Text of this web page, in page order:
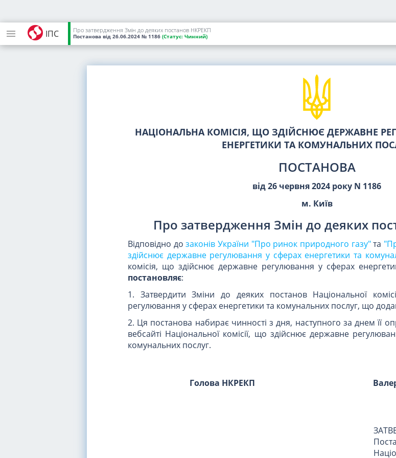
ІПС Про затвердження Змін до деяких постанов НКРЕКП
Постанова від 26.06.2024 № 1186 (Статус: Чинний)
НАЦІОНАЛЬНА КОМІСІЯ, ЩО ЗДІЙСНЮЄ ДЕРЖАВНЕ
ЕНЕРГЕТИКИ ТА КОМУНАЛЬНИХ
ПОСТАНОВА
від 26 червня 2024 року N 1186
м. Київ
Про затвердження Змін до деяких
Відповідно дозаконів України "Про ринок природного газу"та
здійснює державне регулювання у сферах енергетики та
комісія, що здійснює державне регулювання у сферах
постановляє:
1. Затвердити Зміни до деяких постанов Національної
регулювання у сферах енергетики та комунальних послуг, що
2. Ця постанова набирає чинності з дня, наступного за днем її
вебсайті Національної комісії, що здійснює державне
комунальних послуг.
Голова НКРЕКП